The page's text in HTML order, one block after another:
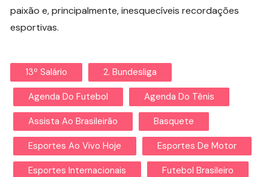
paixão e, principalmente, inesquecíveis recordações
esportivas.
13º Salário 2. Bundesliga
Agenda Do Futebol Agenda Do Tênis
Assista Ao Brasileirão Basquete
Esportes Ao Vivo Hoje Esportes De Motor
Esportes Internacionais Futebol Brasileiro